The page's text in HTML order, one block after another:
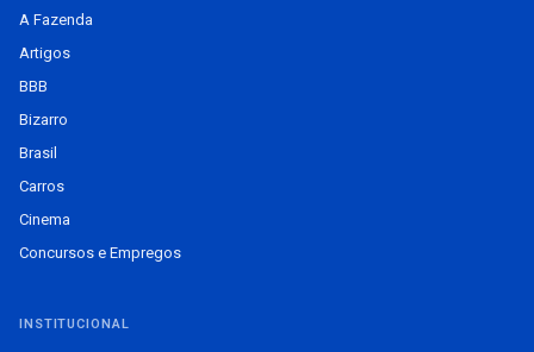
A Fazenda
Artigos
BBB
Bizarro
Brasil
Carros
Cinema
Concursos e Empregos
INSTITUCIONAL